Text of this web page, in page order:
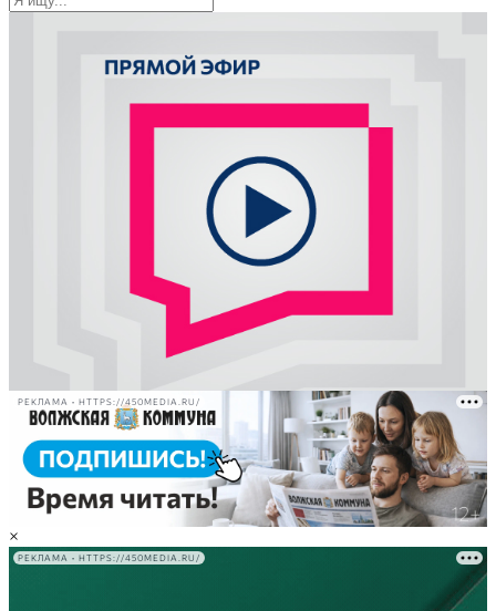
РЕКЛАМА • HTTPS://450MEDIA.RU/
×
РЕКЛАМА • HTTPS://450MEDIA.RU/